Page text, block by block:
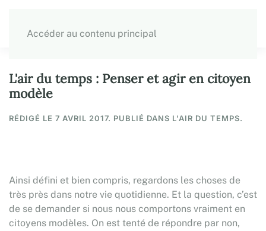
Accéder au contenu principal
L'air du temps : Penser et agir en citoyen
modèle
RÉDIGÉ LE 7 AVRIL 2017. PUBLIÉ DANS L'AIR DU TEMPS.
Ainsi défini et bien compris, regardons les choses de
très près dans notre vie quotidienne. Et la question, c’est
de se demander si nous nous comportons vraiment en
citoyens modèles. On est tenté de répondre par non,